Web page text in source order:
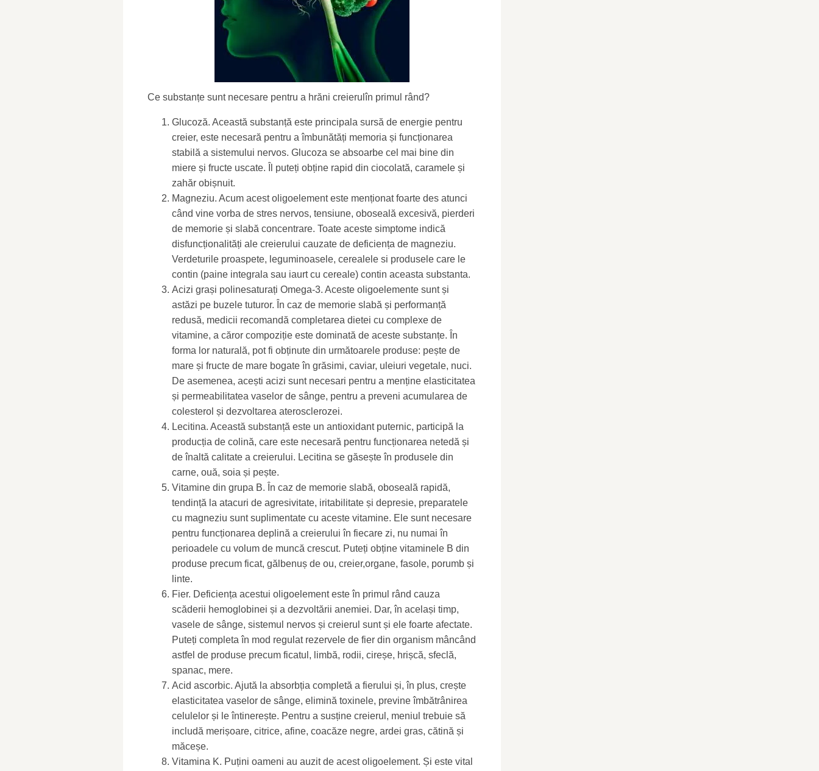
Ce substanțe sunt necesare pentru a hrăni creierulîn primul rând?
Glucoză. Această substanță este principala sursă de energie pentru
creier, este necesară pentru a îmbunătăți memoria și funcționarea
stabilă a sistemului nervos. Glucoza se absoarbe cel mai bine din
miere și fructe uscate. Îl puteți obține rapid din ciocolată, caramele și
zahăr obișnuit.
Magneziu. Acum acest oligoelement este menționat foarte des atunci
când vine vorba de stres nervos, tensiune, oboseală excesivă, pierderi
de memorie și slabă concentrare. Toate aceste simptome indică
disfuncționalități ale creierului cauzate de deficiența de magneziu.
Verdeturile proaspete, leguminoasele, cerealele si produsele care le
contin (paine integrala sau iaurt cu cereale) contin aceasta substanta.
Acizi grași polinesaturați Omega-3. Aceste oligoelemente sunt și
astăzi pe buzele tuturor. În caz de memorie slabă și performanță
redusă, medicii recomandă completarea dietei cu complexe de
vitamine, a căror compoziție este dominată de aceste substanțe. În
forma lor naturală, pot fi obținute din următoarele produse: pește de
mare și fructe de mare bogate în grăsimi, caviar, uleiuri vegetale, nuci.
De asemenea, acești acizi sunt necesari pentru a menține elasticitatea
și permeabilitatea vaselor de sânge, pentru a preveni acumularea de
colesterol și dezvoltarea aterosclerozei.
Lecitina. Această substanță este un antioxidant puternic, participă la
producția de colină, care este necesară pentru funcționarea netedă și
de înaltă calitate a creierului. Lecitina se găsește în produsele din
carne, ouă, soia și pește.
Vitamine din grupa B. În caz de memorie slabă, oboseală rapidă,
tendință la atacuri de agresivitate, iritabilitate și depresie, preparatele
cu magneziu sunt suplimentate cu aceste vitamine. Ele sunt necesare
pentru funcționarea deplină a creierului în fiecare zi, nu numai în
perioadele cu volum de muncă crescut. Puteți obține vitaminele B din
produse precum ficat, gălbenuș de ou, creier,organe, fasole, porumb și
linte.
Fier. Deficiența acestui oligoelement este în primul rând cauza
scăderii hemoglobinei și a dezvoltării anemiei. Dar, în același timp,
vasele de sânge, sistemul nervos și creierul sunt și ele foarte afectate.
Puteți completa în mod regulat rezervele de fier din organism mâncând
astfel de produse precum ficatul, limbă, rodii, cireșe, hrișcă, sfeclă,
spanac, mere.
Acid ascorbic. Ajută la absorbția completă a fierului și, în plus, crește
elasticitatea vaselor de sânge, elimină toxinele, previne îmbătrânirea
celulelor și le întinerește. Pentru a susține creierul, meniul trebuie să
includă merișoare, citrice, afine, coacăze negre, ardei gras, cătină și
măceșe.
Vitamina K. Puțini oameni au auzit de acest oligoelement. Și este vital